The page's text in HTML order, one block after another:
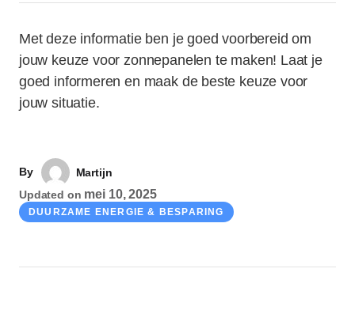
Met deze informatie ben je goed voorbereid om
jouw keuze voor zonnepanelen te maken! Laat je
goed informeren en maak de beste keuze voor
jouw situatie.
By
Martijn
Updated on mei 10, 2025
DUURZAME ENERGIE & BESPARING